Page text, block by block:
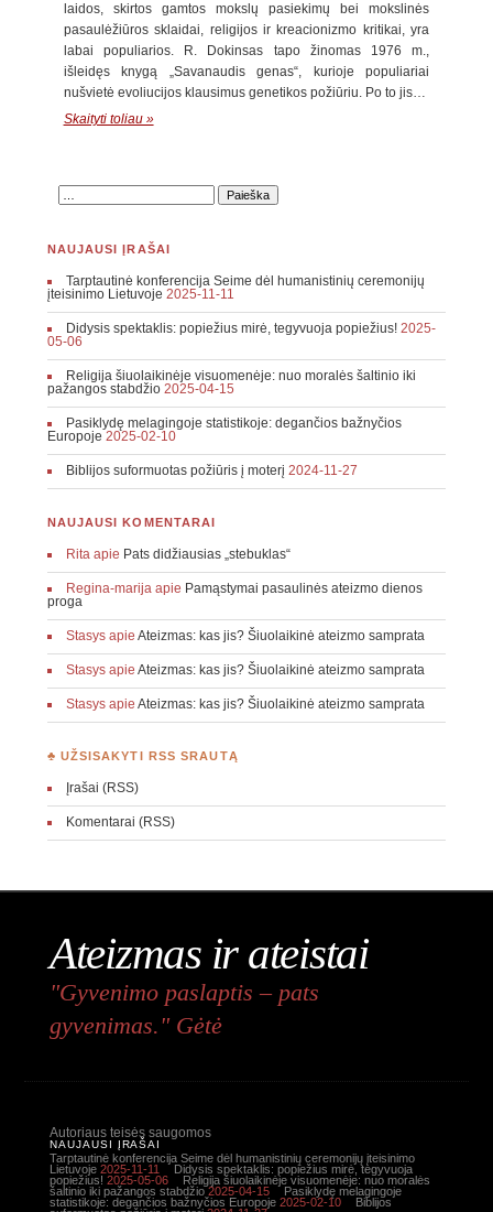
laidos, skirtos gamtos mokslų pasiekimų bei mokslinės
pasaulėžiūros sklaidai, religijos ir kreacionizmo kritikai, yra
labai populiarios. R. Dokinsas tapo žinomas 1976 m.,
išleidęs knygą „Savanaudis genas“, kurioje populiariai
nušvietė evoliucijos klausimus genetikos požiūriu. Po to jis…
Skaityti toliau »
NAUJAUSI ĮRAŠAI
Tarptautinė konferencija Seime dėl humanistinių ceremonijų
įteisinimo Lietuvoje 2025-11-11
Didysis spektaklis: popiežius mirė, tegyvuoja popiežius! 2025-
05-06
Religija šiuolaikinėje visuomenėje: nuo moralės šaltinio iki
pažangos stabdžio 2025-04-15
Pasiklydę melagingoje statistikoje: degančios bažnyčios
Europoje 2025-02-10
Biblijos suformuotas požiūris į moterį 2024-11-27
NAUJAUSI KOMENTARAI
Ritaapie Pats didžiausias „stebuklas“
Regina-marijaapie Pamąstymai pasaulinės ateizmo dienos
proga
Stasysapie Ateizmas: kas jis? Šiuolaikinė ateizmo samprata
Stasysapie Ateizmas: kas jis? Šiuolaikinė ateizmo samprata
Stasysapie Ateizmas: kas jis? Šiuolaikinė ateizmo samprata
♣ UŽSISAKYTI RSS SRAUTĄ
Įrašai (RSS)
Komentarai (RSS)
Ateizmas ir ateistai
"Gyvenimo paslaptis – pats
gyvenimas." Gėtė
Autoriaus teisės saugomos
NAUJAUSI ĮRAŠAI
Tarptautinė konferencija Seime dėl humanistinių ceremonijų įteisinimo
Lietuvoje 2025-11-11
Didysis spektaklis: popiežius mirė, tegyvuoja
popiežius! 2025-05-06
Religija šiuolaikinėje visuomenėje: nuo moralės
šaltinio iki pažangos stabdžio 2025-04-15
Pasiklydę melagingoje
statistikoje: degančios bažnyčios Europoje 2025-02-10
Biblijos